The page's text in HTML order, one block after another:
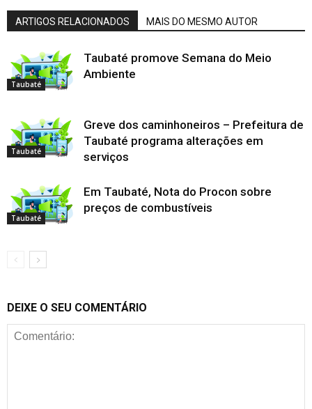
ARTIGOS RELACIONADOS MAIS DO MESMO AUTOR
Taubaté
Taubaté promove Semana do Meio
Ambiente
Taubaté
Greve dos caminhoneiros – Prefeitura de
Taubaté programa alterações em
serviços
Taubaté
Em Taubaté, Nota do Procon sobre
preços de combustíveis
DEIXE O SEU COMENTÁRIO